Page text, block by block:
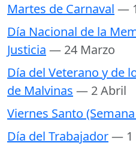
Martes de Carnaval —
Día Nacional de la
Justicia — 24 Marzo
Día del Veterano y de
de Malvinas — 2 Abril
Viernes Santo
Día del Trabajador— 1